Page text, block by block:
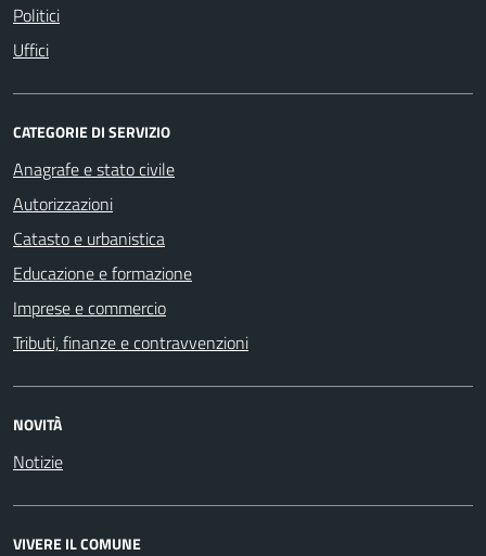
Politici
Uffici
CATEGORIE DI SERVIZIO
Anagrafe e stato civile
Autorizzazioni
Catasto e urbanistica
Educazione e formazione
Imprese e commercio
Tributi, finanze e contravvenzioni
NOVITÀ
Notizie
VIVERE IL COMUNE